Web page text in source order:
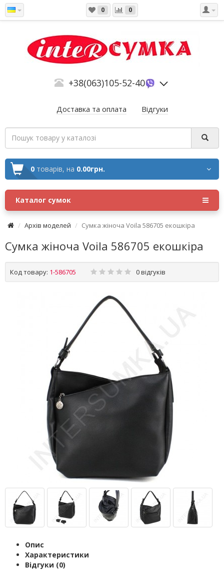
0 0
+38(063)105-52-40
Доставка та оплата Відгуки
0 товарів, на 0.00грн.
Каталог сумок
Архів моделей Сумка жіноча Voila 586705 екошкіра
Сумка жіноча Voila 586705 екошкіра
Код товару: 1-586705 0 відгуків
Опис
Характеристики
Відгуки (0)